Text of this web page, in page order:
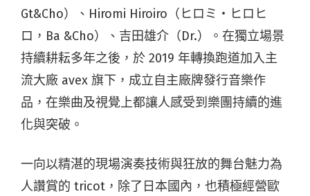
Gt&Cho）、Hiromi Hiroiro（ヒロミ・ヒロヒ
ロ，Ba &Cho）、吉田雄介（Dr.）。在獨立場景
持續耕耘多年之後，於 2019 年轉換跑道加入主
流大廠 avex 旗下，成立自主廠牌發行音樂作
品，在樂曲及視覺上都讓人感受到樂團持續的進
化與突破。
一向以精湛的現場演奏技術與狂放的舞台魅力為
人讚賞的 tricot，除了日本國內，也積極經營歐